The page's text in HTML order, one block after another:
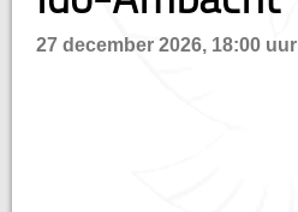
27 december 2026, 18:00 uur